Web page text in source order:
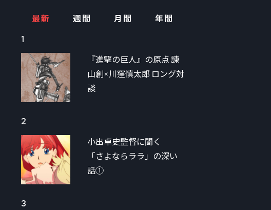
最新 週間 月間
年間
1
『進撃の巨人』の原点 諫
山創×川窪慎太郎 ロング対
談
2
小出卓史監督に聞く
「さよならララ」の深い
話①
3